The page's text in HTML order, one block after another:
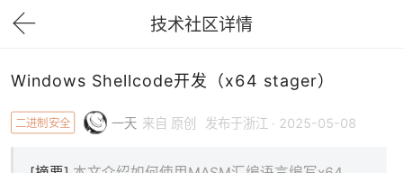
技术社区详情
下拉刷新
Windows Shellcode开发（x64 stager）
二进制安全 一天 来自 原创 发布于浙江 · 2025-05-08